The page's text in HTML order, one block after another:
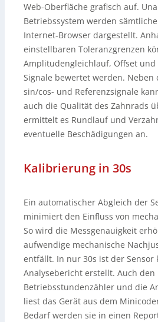
Web-Oberfläche grafisch auf.
Betriebssystem werden
Internet-Browser dargestellt.
einstellbaren Toleranzgrenzen
Amplitudengleichlauf, Offset und
Signale bewertet werden. Neben
sin/cos- und Referenzsignale
auch die Qualität des Zahnrads
ermittelt es Rundlauf und
eventuelle Beschädigungen an.
Kalibrierung in 30s
Ein automatischer Abgleich der
minimiert den Einfluss von
So wird die Messgenauigkeit
aufwendige mechanische
entfällt. In nur 30s ist der
Analysebericht erstellt. Auch den
Betriebsstundenzähler und die
liest das Gerät aus dem
Bedarf werden sie in einen